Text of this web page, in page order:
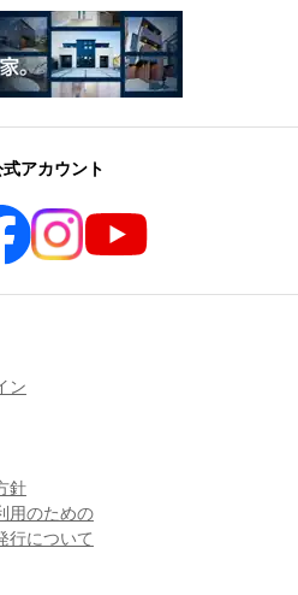
アカウント
ン
針
用のための
行について